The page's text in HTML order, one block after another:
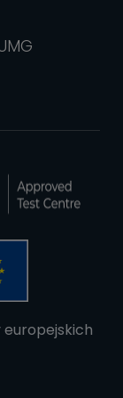
europejskich